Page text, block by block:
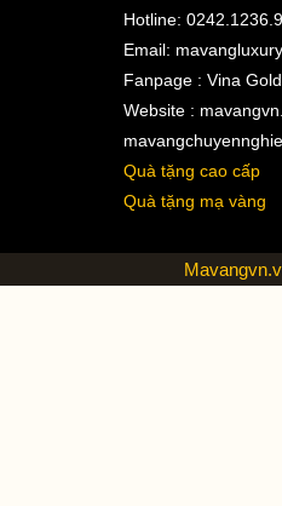
Hotline:
Email:
Fanpage : Vina
Website :
Quà tặng cao cấp
Quà tặng mạ vàng